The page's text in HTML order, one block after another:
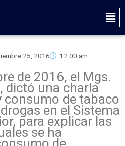
Main
25, 2016 12:00 am
de 2016, el Mgs.
dictó una charla
consumo de tabaco
en el Sistema
para explicar las
se ha